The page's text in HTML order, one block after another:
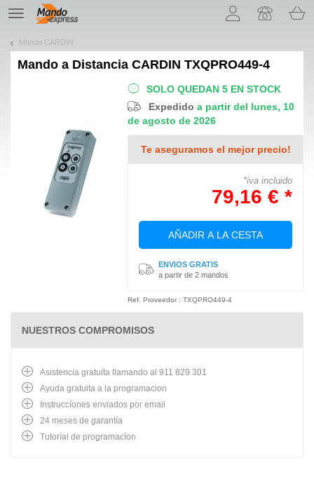
TE
navigation
Mando CARDIN
Mando a Distancia CARDIN TXQPRO449-4
SOLO QUEDAN 5 EN STOCK
Expedidoa partir del lunes, 10
de agosto de 2026
Te aseguramos el mejor precio!
*iva incluido
79,16 € *
AÑADIR A LA CESTA
ENVIOS GRATIS
a partir de 2 mandos
Ref. Proveedor : TXQPRO449-4
NUESTROS COMPROMISOS
Asistencia gratuita llamando al 911 829 301
Ayuda gratuita a la programacion
Instruccíones enviados por email
24 meses de garantía
Tutoríal de programacíon
¡Permítenos presentarte nuestras cookies!